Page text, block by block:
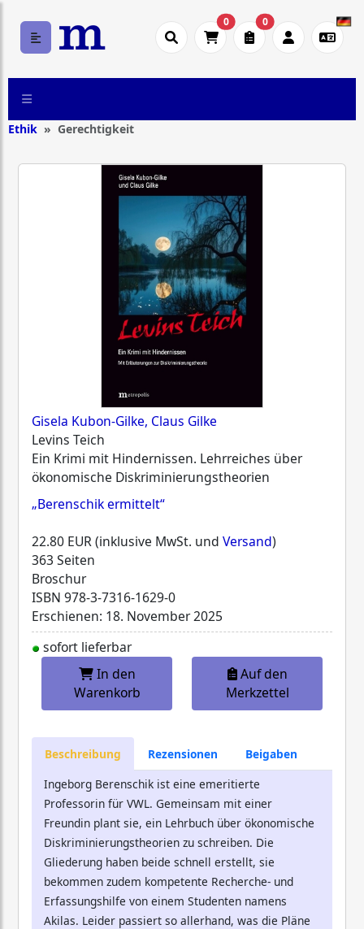
0 0
Ethik Gerechtigkeit
Gisela Kubon-Gilke, Claus Gilke
Levins Teich
Ein Krimi mit Hindernissen. Lehrreiches über
ökonomische Diskriminierungstheorien
„Berenschik ermittelt“
22.80 EUR (inklusive MwSt. und Versand)
363 Seiten
Broschur
ISBN 978-3-7316-1629-0
Erschienen: 18. November 2025
sofort lieferbar
In den
Warenkorb
Auf den
Merkzettel
Beschreibung Rezensionen
Beigaben
Ingeborg Berenschik ist eine emeritierte
Professorin für VWL. Gemeinsam mit einer
Freundin plant sie, ein Lehrbuch über ökonomische
Diskriminierungstheorien zu schreiben. Die
Gliederung haben beide schnell erstellt, sie
bekommen zudem kompetente Recherche- und
Erfassungshilfe von einem Studenten namens
Akilas. Leider passiert so allerhand, was die Pläne